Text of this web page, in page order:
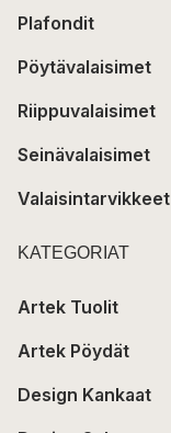
Plafondit
Pöytävalaisimet
Riippuvalaisimet
Seinävalaisimet
Valaisintarvikkeet
KATEGORIAT
Artek Tuolit
Artek Pöydät
Design Kankaat